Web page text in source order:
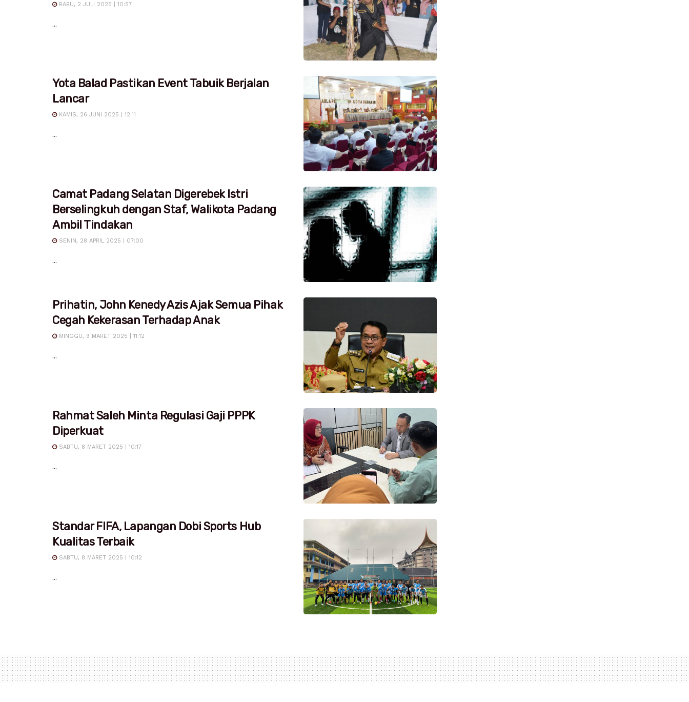
RABU, 2 JULI 2025 | 10:57
...
Yota Balad Pastikan Event Tabuik Berjalan
Lancar
KAMIS, 26 JUNI 2025 | 12:11
...
Camat Padang Selatan Digerebek Istri
Berselingkuh dengan Staf, Walikota Padang
Ambil Tindakan
SENIN, 28 APRIL 2025 | 07:00
...
Prihatin, John Kenedy Azis Ajak Semua Pihak
Cegah Kekerasan Terhadap Anak
MINGGU, 9 MARET 2025 | 11:12
...
Rahmat Saleh Minta Regulasi Gaji PPPK
Diperkuat
SABTU, 8 MARET 2025 | 10:17
...
Standar FIFA, Lapangan Dobi Sports Hub
Kualitas Terbaik
SABTU, 8 MARET 2025 | 10:12
...